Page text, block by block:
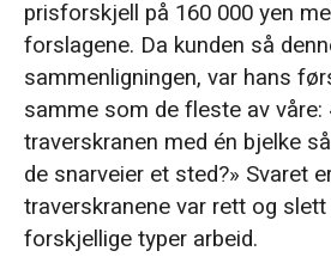
prisforskjell på 160 000 yen
forslagene. Da kunden så
sammenligningen, var hans
samme som de fleste av våre:
traverskranen med én bjelke
de snarveier et sted?» Svaret
traverskranene var rett og
forskjellige typer arbeid.